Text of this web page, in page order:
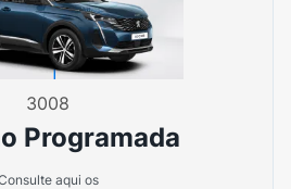
3008
Programada
aqui os